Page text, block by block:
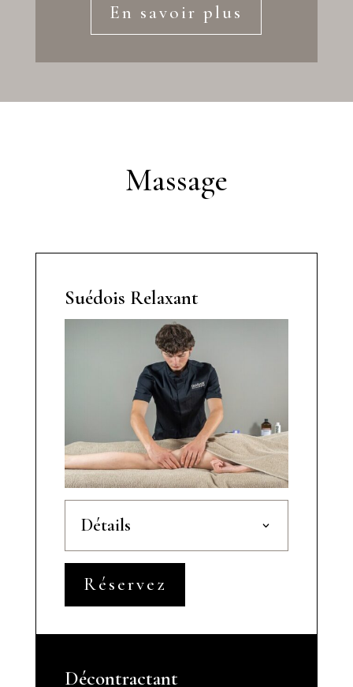
En savoir plus
Massage
Suédois Relaxant
Détails
Réservez
Décontractant